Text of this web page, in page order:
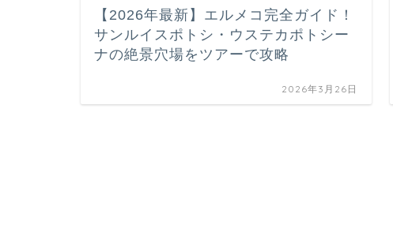
【2026年最新】エルメコ完全ガイド！
サンルイスポトシ・ウステカポトシー
ナの絶景穴場をツアーで攻略
2026年3月26日